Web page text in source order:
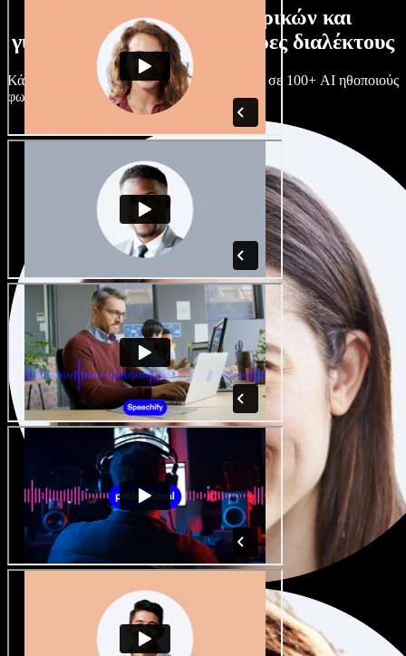
Τεράστια συλλογή ανδρικών και
γυναικείων φωνών με άπειρες διαλέκτους
Κάθε έργο είναι μοναδικό. Διάλεξε ανάμεσα σε 100+ AI ηθοποιούς
φωνής & διαλέκτους και κάν’ τους όπως θες.